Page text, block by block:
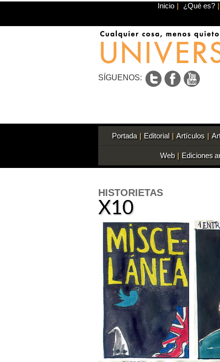
Inicio | ¿Qué es? |
SÍGUENOS:
Portada | Editorial | Artículos |
Web | Ediciones
HISTORIETAS
X10